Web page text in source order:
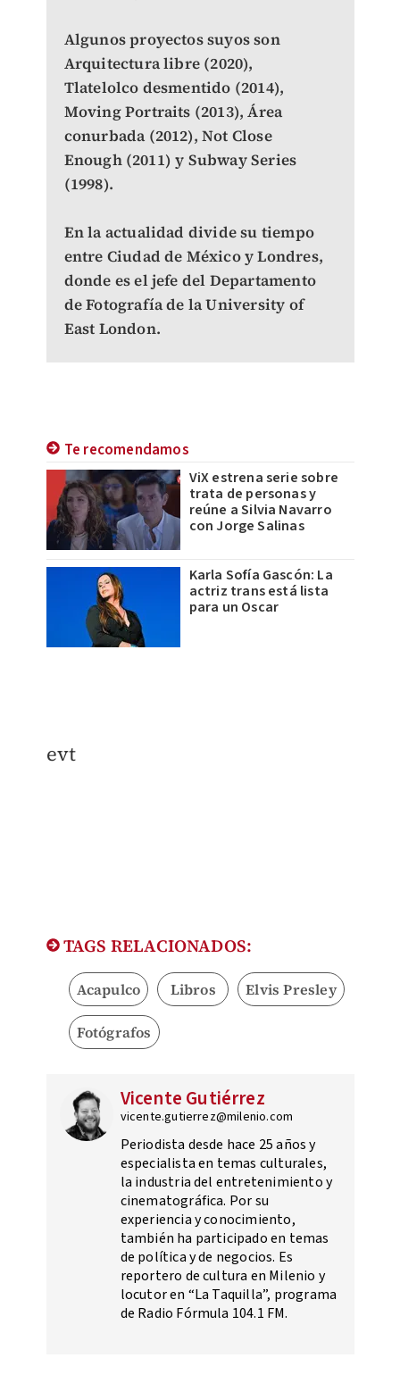
Algunos proyectos suyos son
Arquitectura libre (2020),
Tlatelolco desmentido (2014),
Moving Portraits (2013), Área
conurbada (2012), Not Close
Enough (2011) y Subway Series
(1998).
En la actualidad divide su tiempo
entre Ciudad de México y Londres,
donde es el jefe del Departamento
de Fotografía de la University of
East London.
Te recomendamos
ViX estrena serie sobre
trata de personas y
reúne a Silvia Navarro
con Jorge Salinas
Karla Sofía Gascón: La
actriz trans está lista
para un Oscar
evt
TAGS RELACIONADOS:
Acapulco Libros Elvis Presley
Fotógrafos
Vicente Gutiérrez
vicente.gutierrez@milenio.com
Periodista desde hace 25 años y
especialista en temas culturales,
la industria del entretenimiento y
cinematográfica. Por su
experiencia y conocimiento,
también ha participado en temas
de política y de negocios. Es
reportero de cultura en Milenio y
locutor en “La Taquilla”, programa
de Radio Fórmula 104.1 FM.